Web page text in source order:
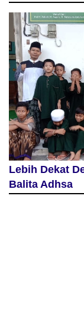
Lebih Dekat
Balita Adhsa